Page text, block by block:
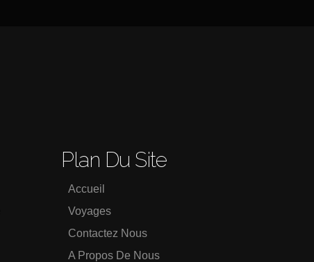
Plan Du Site
Accueil
Voyages
Contactez Nous
A Propos De Nous